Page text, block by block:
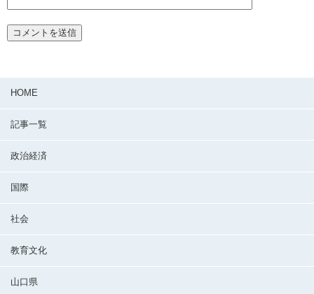
HOME
記事一覧
政治経済
国際
社会
教育文化
山口県